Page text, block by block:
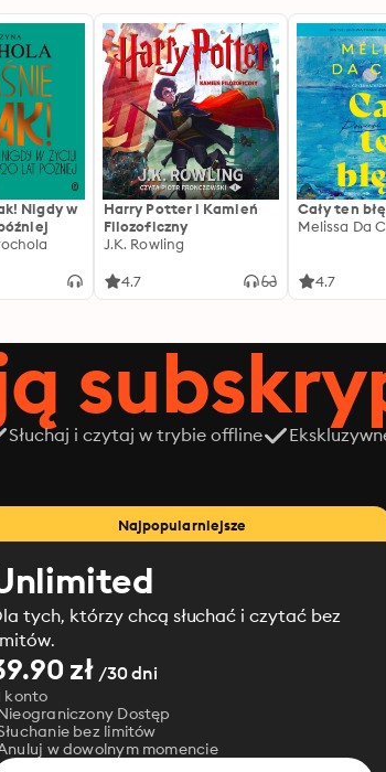
Nigdy w
Harry Potter i Kamień
Filozoficzny
J.K. Rowling
4.7
Cały ten
Melissa Da
4.7
Słuchaj i czytaj w trybie offline
Najpopularniejsze
tych, którzy chcą słuchać i czytać bez
zł/30 dni
konto
Dostęp
bez limitów
w dowolnym momencie